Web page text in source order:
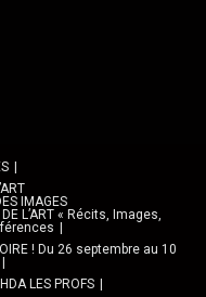
IMAGES
L’ART « Récits, Images,
! Du 26 septembre au 10
HDA LES PROFS